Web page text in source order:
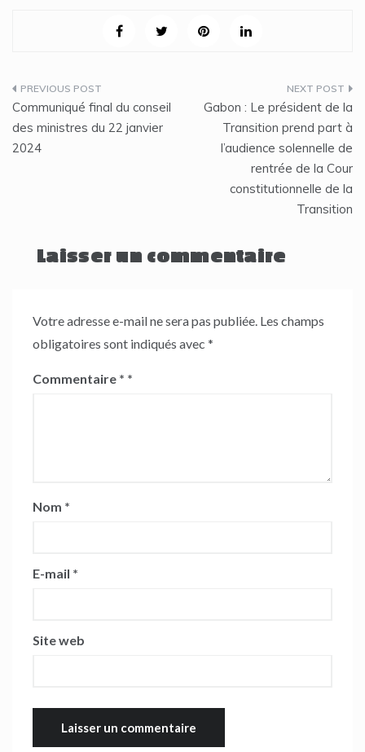
Navigation
de
l’article
Communiqué final du conseil
des ministres du 22 janvier
2024
Gabon : Le président de la
Transition prend part à
l’audience solennelle de
rentrée de la Cour
constitutionnelle de la
Transition
Laisser un commentaire
Votre adresse e-mail ne sera pas publiée. Les champs
obligatoires sont indiqués avec *
Commentaire *
Nom *
E-mail *
Site web